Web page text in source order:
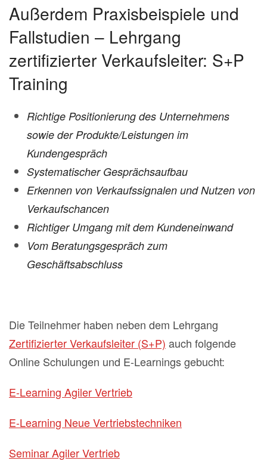
Außerdem Praxisbeispiele und
Fallstudien – Lehrgang
zertifizierter Verkaufsleiter: S+P
Training
Richtige Positionierung des Unternehmens
sowie der Produkte/Leistungen im
Kundengespräch
Systematischer Gesprächsaufbau
Erkennen von Verkaufssignalen und Nutzen von
Verkaufschancen
Richtiger Umgang mit dem Kundeneinwand
Vom Beratungsgespräch zum
Geschäftsabschluss
Die Teilnehmer haben neben dem Lehrgang
Zertifizierter Verkaufsleiter (S+P) auch folgende
Online Schulungen und E-Learnings gebucht:
E-Learning Agiler Vertrieb
E-Learning Neue Vertriebstechniken
Seminar Agiler Vertrieb